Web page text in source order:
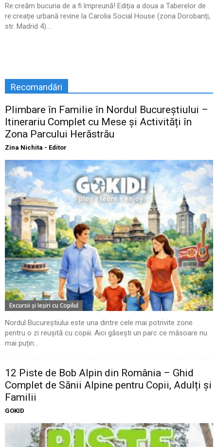
Re:creăm bucuria de a fi împreună! Ediția a doua a Taberelor de
re:creație urbană revine la Carolia Social House (zona Dorobanți,
str. Madrid 4)....
Recomandări
Plimbare în Familie în Nordul Bucureștiului –
Itinerariu Complet cu Mese și Activități în
Zona Parcului Herăstrău
Zina Nichita - Editor
Excursii şi Ieşiri cu Copilul
Nordul Bucureștiului este una dintre cele mai potrivite zone
pentru o zi reușită cu copiii. Aici găsești un parc ce măsoare nu
mai puțin...
12 Piste de Bob Alpin din România – Ghid
Complet de Sănii Alpine pentru Copii, Adulți și
Familii
GOKID